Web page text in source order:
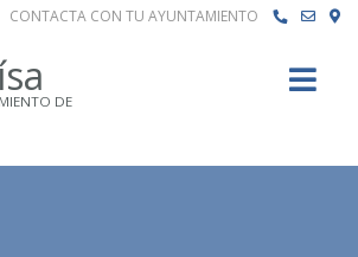
CONTACTA CON TU AYUNTAMIENTO
DE